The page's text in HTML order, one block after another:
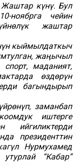
Жаштар күнү. Бул
ноябрга чейин
жаштар
кыймылдаткыч
жаңычыл
маданият,
өздөрүн
багындырып
заманбап
иштерге
ийгиликтерди
президенттин
Нурмухамед
“Кабар”